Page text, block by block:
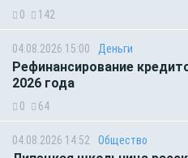
0 142
04.08.2026 15:00 Деньги
Рефинансирование
2026 года
0 64
04.08.2026 14:52 Общество